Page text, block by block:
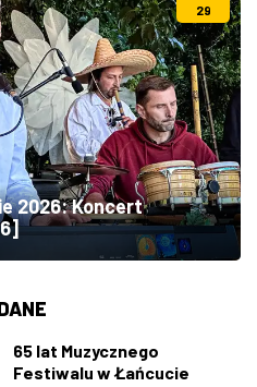
29
2026: Koncert
65 lat Muzycznego
Festiwalu w Łańcucie